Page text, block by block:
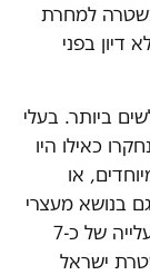
למחרת
בפני
ביותר. בעלי
כאילו היו
או
בנושא מעצרי
קטינים חלה החמרה. בשנת 2014 נרשמה עלייה של כ-7
ישראל